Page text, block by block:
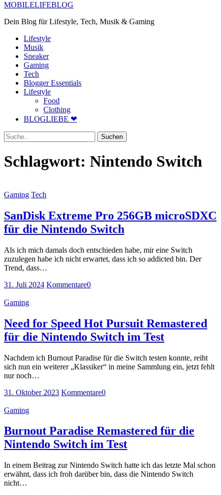
MOBILELIFEBLOG
Dein Blog für Lifestyle, Tech, Musik & Gaming
Lifestyle
Musik
Sneaker
Gaming
Tech
Blogger Essentials
Lifestyle
Food
Clothing
BLOGLIEBE ❤
Suche
Schlagwort: Nintendo Switch
Gaming Tech
SanDisk Extreme Pro 256GB microSDXC
für die Nintendo Switch
Als ich mich damals doch entschieden habe, mir eine Switch
zuzulegen habe ich nicht erwartet, dass ich so addicted bin. Der
Trend, dass…
31. Juli 2024 Kommentare0
Gaming
Need for Speed Hot Pursuit Remastered
für die Nintendo Switch im Test
Nachdem ich Burnout Paradise für die Switch testen konnte, reiht
sich nun ein weiterer „Klassiker“ in meine Sammlung ein, jetzt fehlt
nur noch…
31. Oktober 2023 Kommentare0
Gaming
Burnout Paradise Remastered für die
Nintendo Switch im Test
In einem Beitrag zur Nintendo Switch hatte ich das letzte Mal schon
erwähnt, dass ich froh darüber bin, dass die Nintendo Switch
nicht…